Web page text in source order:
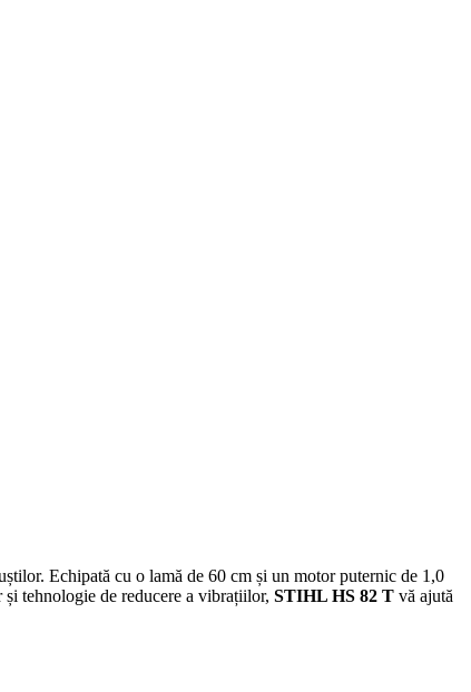
Echipată cu o lamă de 60 cm și un motor puternic de 1,0
tehnologie de reducere a vibrațiilor, STIHL HS 82 T vă ajută